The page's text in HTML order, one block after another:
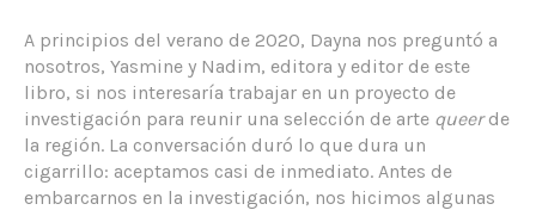
A principios del verano de 2020, Dayna nos preguntó a
nosotros, Yasmine y Nadim, editora y editor de este
libro, si nos interesaría trabajar en un proyecto de
investigación para reunir una selección de arte queerde
la región. La conversación duró lo que dura un
cigarrillo: aceptamos casi de inmediato. Antes de
embarcarnos en la investigación, nos hicimos algunas